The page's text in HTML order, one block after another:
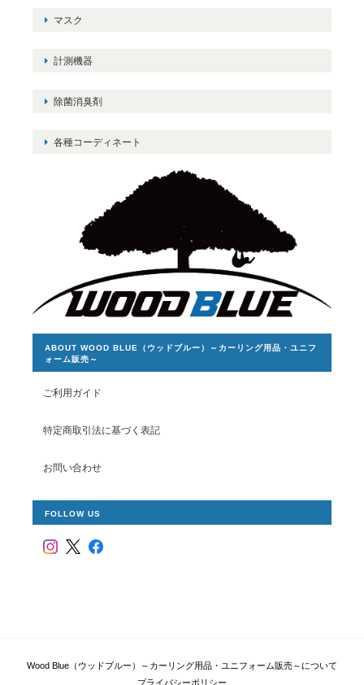
マスク
計測機器
除菌消臭剤
各種コーディネート
ABOUT WOOD BLUE（ウッドブルー）～カーリング用品・ユニフ
ォーム販売～
ご利用ガイド
特定商取引法に基づく表記
お問い合わせ
FOLLOW US
Wood Blue（ウッドブルー）～カーリング用品・ユニフォーム販売～について
プライバシーポリシー